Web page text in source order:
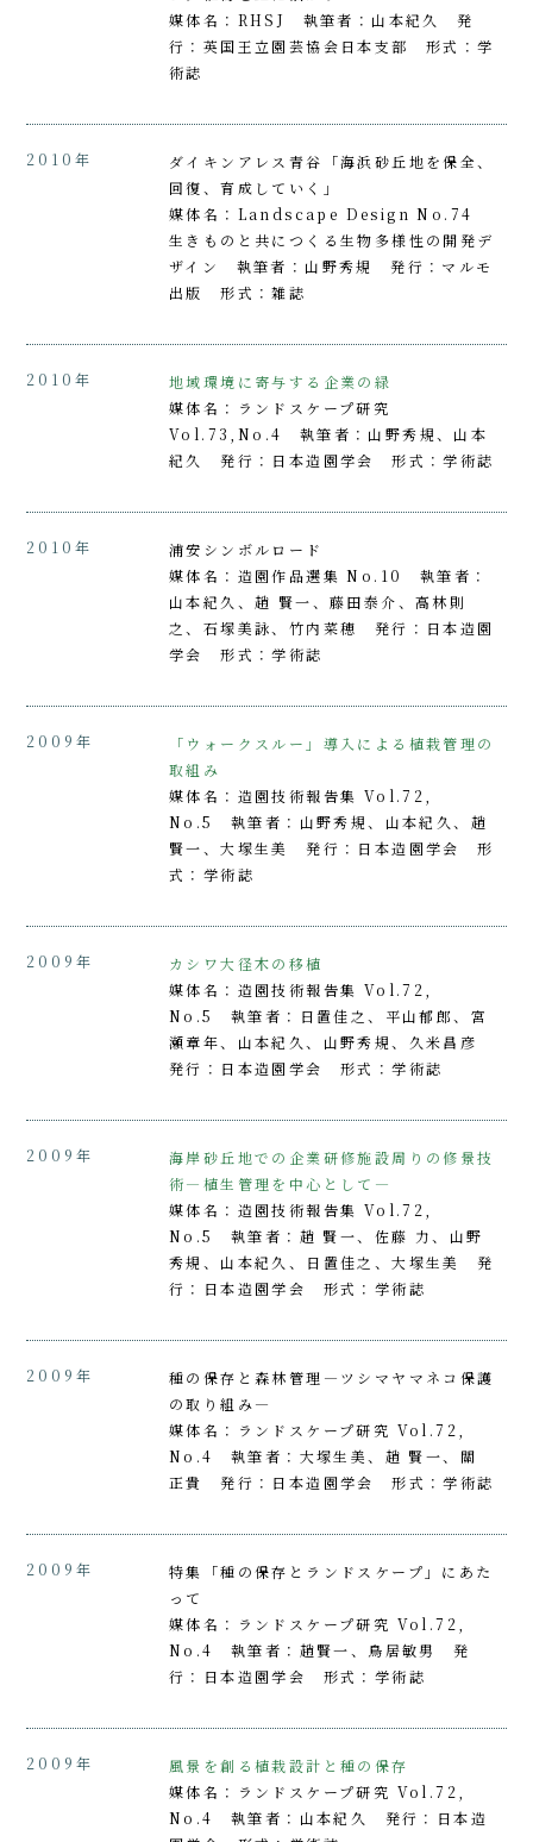
媒体名：RHSJ 執筆者：山本紀久 発
行：英国王立園芸協会日本支部 形式：学
術誌
2010年
ダイキンアレス青谷「海浜砂丘地を保全、
回復、育成していく」
媒体名：Landscape Design No.74
生きものと共につくる生物多様性の開発デ
ザイン 執筆者：山野秀規 発行：マルモ
出版 形式：雑誌
2010年
地域環境に寄与する企業の緑
媒体名：ランドスケープ研究
Vol.73,No.4 執筆者：山野秀規、山本
紀久 発行：日本造園学会 形式：学術誌
2010年
浦安シンボルロード
媒体名：造園作品選集 No.10 執筆者：
山本紀久、趙 賢一、藤田泰介、高林則
之、石塚美詠、竹内菜穂 発行：日本造園
学会 形式：学術誌
2009年
「ウォークスルー」導入による植栽管理の
取組み
媒体名：造園技術報告集 Vol.72,
No.5 執筆者：山野秀規、山本紀久、趙
賢一、大塚生美 発行：日本造園学会 形
式：学術誌
2009年
カシワ大径木の移植
媒体名：造園技術報告集 Vol.72,
No.5 執筆者：日置佳之、平山郁郎、宮
瀬章年、山本紀久、山野秀規、久米昌彦
発行：日本造園学会 形式：学術誌
2009年
海岸砂丘地での企業研修施設周りの修景技
術―植生管理を中心として―
媒体名：造園技術報告集 Vol.72,
No.5 執筆者：趙 賢一、佐藤 力、山野
秀規、山本紀久、日置佳之、大塚生美 発
行：日本造園学会 形式：学術誌
2009年
種の保存と森林管理―ツシマヤマネコ保護
の取り組み―
媒体名：ランドスケープ研究 Vol.72,
No.4 執筆者：大塚生美、趙 賢一、關
正貴 発行：日本造園学会 形式：学術誌
2009年
特集「種の保存とランドスケープ」にあた
って
媒体名：ランドスケープ研究 Vol.72,
No.4 執筆者：趙賢一、鳥居敏男 発
行：日本造園学会 形式：学術誌
2009年
風景を創る植栽設計と種の保存
媒体名：ランドスケープ研究 Vol.72,
No.4 執筆者：山本紀久 発行：日本造